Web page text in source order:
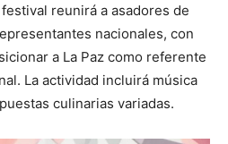
reunirá a asadores de
nacionales, con
a La Paz como referente
La actividad incluirá música
culinarias variadas.